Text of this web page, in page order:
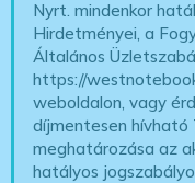
Nyrt. mindenkor
Hirdetményei, a
Általános
https://
weboldalon, vagy
díjmentesen hívható
meghatározása az
hatályos